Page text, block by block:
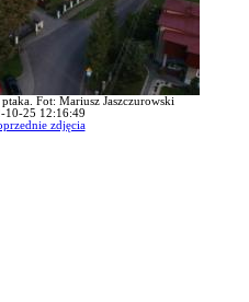
Fot: Mariusz Jaszczurowski
10-25 12:16:49
zdjęcia